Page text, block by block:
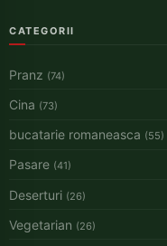
CATEGORII
Pranz (74)
Cina (73)
bucatarie romaneasca (55)
Pasare (41)
Deserturi (26)
Vegetarian (26)